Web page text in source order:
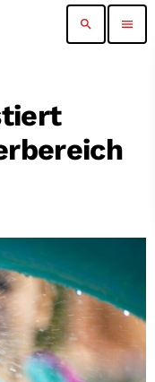
search menu